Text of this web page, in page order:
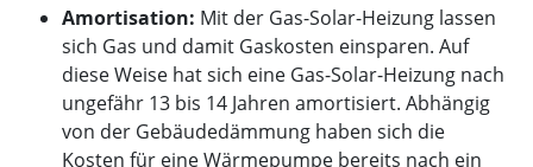
Amortisation: Mit der Gas-Solar-Heizung lassen
sich Gas und damit Gaskosten einsparen. Auf
diese Weise hat sich eine Gas-Solar-Heizung nach
ungefähr 13 bis 14 Jahren amortisiert. Abhängig
von der Gebäudedämmung haben sich die
Kosten für eine Wärmepumpe bereits nach ein